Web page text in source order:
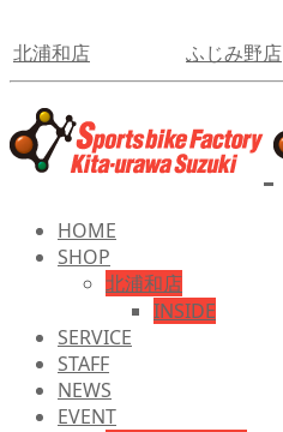
北浦和店 ふじみ野店
HOME
SHOP
北浦和店
INSIDE
SERVICE
STAFF
NEWS
EVENT